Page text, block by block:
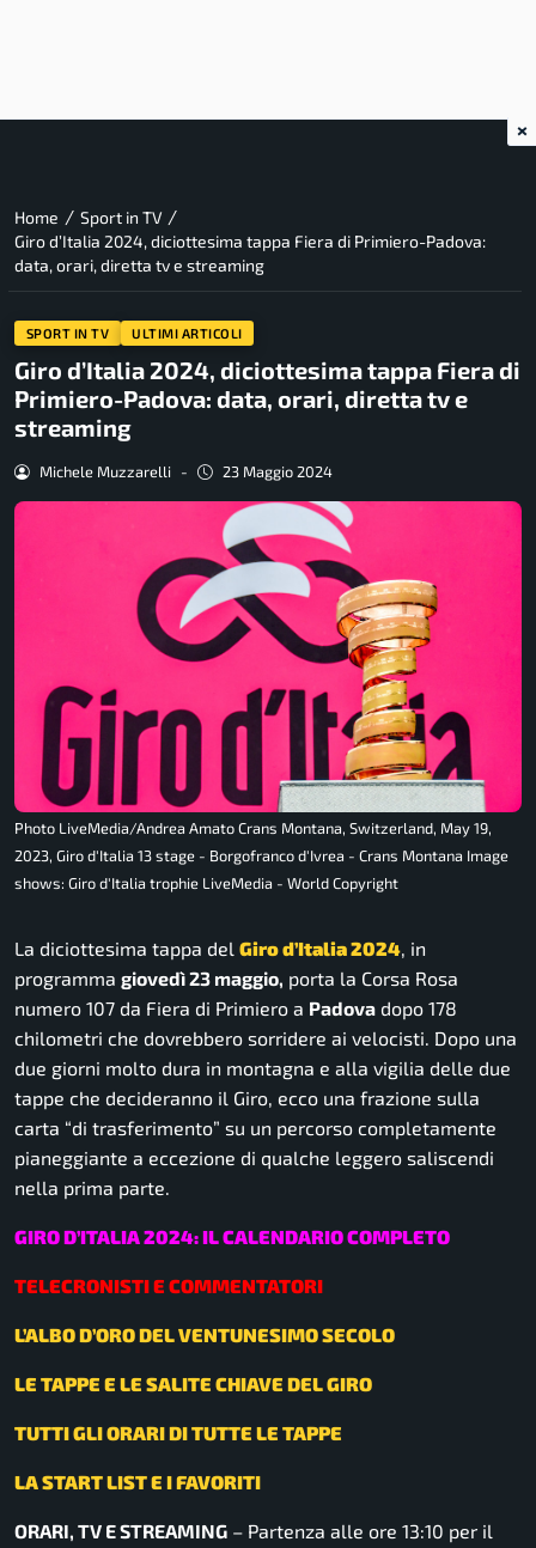
Home / Sport in TV /
Giro d’Italia 2024, diciottesima tappa Fiera di Primiero-Padova:
data, orari, diretta tv e streaming
SPORT IN TV ULTIMI ARTICOLI
Giro d’Italia 2024, diciottesima tappa Fiera di
Primiero-Padova: data, orari, diretta tv e
streaming
Michele Muzzarelli - 23 Maggio 2024
Photo LiveMedia/Andrea Amato Crans Montana, Switzerland, May 19,
2023, Giro d'Italia 13 stage - Borgofranco d'Ivrea - Crans Montana Image
shows: Giro d'Italia trophie LiveMedia - World Copyright
La diciottesima tappa del Giro d’Italia 2024, in
programma giovedì 23 maggio, porta la Corsa Rosa
numero 107 da Fiera di Primiero a Padova dopo 178
chilometri che dovrebbero sorridere ai velocisti. Dopo una
due giorni molto dura in montagna e alla vigilia delle due
tappe che decideranno il Giro, ecco una frazione sulla
carta “di trasferimento” su un percorso completamente
pianeggiante a eccezione di qualche leggero saliscendi
nella prima parte.
GIRO D’ITALIA 2024: IL CALENDARIO COMPLETO
TELECRONISTI E COMMENTATORI
L’ALBO D’ORO DEL VENTUNESIMO SECOLO
LE TAPPE E LE SALITE CHIAVE DEL GIRO
TUTTI GLI ORARI DI TUTTE LE TAPPE
LA START LIST E I FAVORITI
ORARI, TV E STREAMING – Partenza alle ore 13:10 per il
×